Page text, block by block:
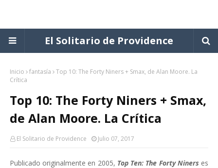
El Solitario de Providence
Inicio fantasía
Top 10: The Forty Niners + Smax, de Alan Moore. La
Crítica
Top 10: The Forty Niners + Smax,
de Alan Moore. La Crítica
El Solitario de Providence Julio 07, 2017
Publicado originalmente en 2005, Top Ten: The Forty Niners es